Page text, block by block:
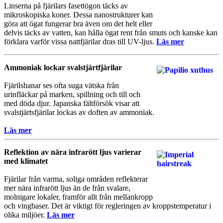
Linserna på fjärilars fasettögon täcks av
mikroskopiska koner. Dessa nanostrukturer kan
göra att ögat fungerar bra även om det helt eller
delvis täcks av vatten, kan hålla ögat rent från smuts och kanske kan
förklara varför vissa nattfjärilar dras till UV-ljus. Läs mer
Ammoniak lockar svalstjärtfjärilar
Fjärilshanar ses ofta suga vätska från
urinfläckar på marken, spillning och till och
med döda djur. Japanska fältförsök visar att
svalstjärtsfjärilar lockas av doften av ammoniak.
Läs mer
Reflektion av nära infrarött ljus varierar
med klimatet
Fjärilar från varma, soliga områden reflekterar
mer nära infrarött ljus än de från svalare,
molnigare lokaler, framför allt från mellankropp
och vingbaser. Det är viktigt för regleringen av kroppstemperatur i
olika miljöer. Läs mer